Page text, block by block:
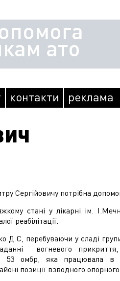
ато
контакти реклама
Сергійовичу потрібна
стані у лікарні ім.
реабілітації.
Д.С, перебуваючи у сладі
вогневого прикриття,
53 омбр, яка працювала в
позиції взводного